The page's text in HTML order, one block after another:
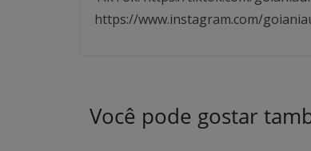
https://www.instagram.com/
Você pode gostar